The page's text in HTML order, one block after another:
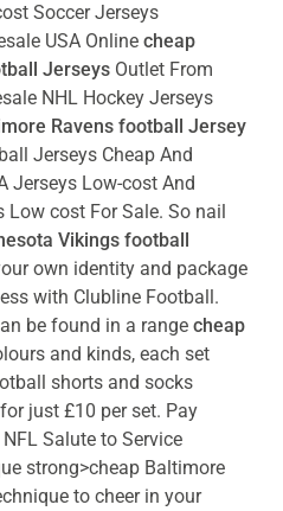
Soccer Jerseys
USA Online cheap
Jerseys Outlet From
NHL Hockey Jerseys
Ravens football Jersey
Jerseys Cheap And
Jerseys Low-cost And
Low cost For Sale. So nail
Vikings football
own identity and package
with Clubline Football.
be found in a range cheap
and kinds, each set
shorts and socks
for just £10 per set. Pay
Salute to Service
strong>cheap Baltimore
to cheer in your